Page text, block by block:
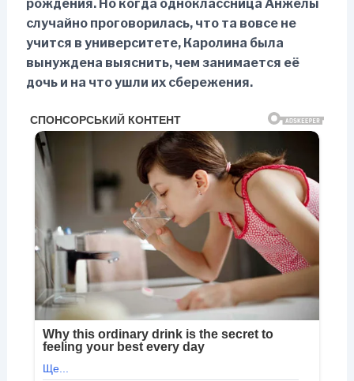
рождения. Но когда одноклассница Анжелы
случайно проговорилась, что та вовсе не
учится в университете, Каролина была
вынуждена выяснить, чем занимается её
дочь и на что ушли их сбережения.